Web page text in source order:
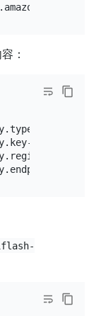
：
"kms"
id:
"us-